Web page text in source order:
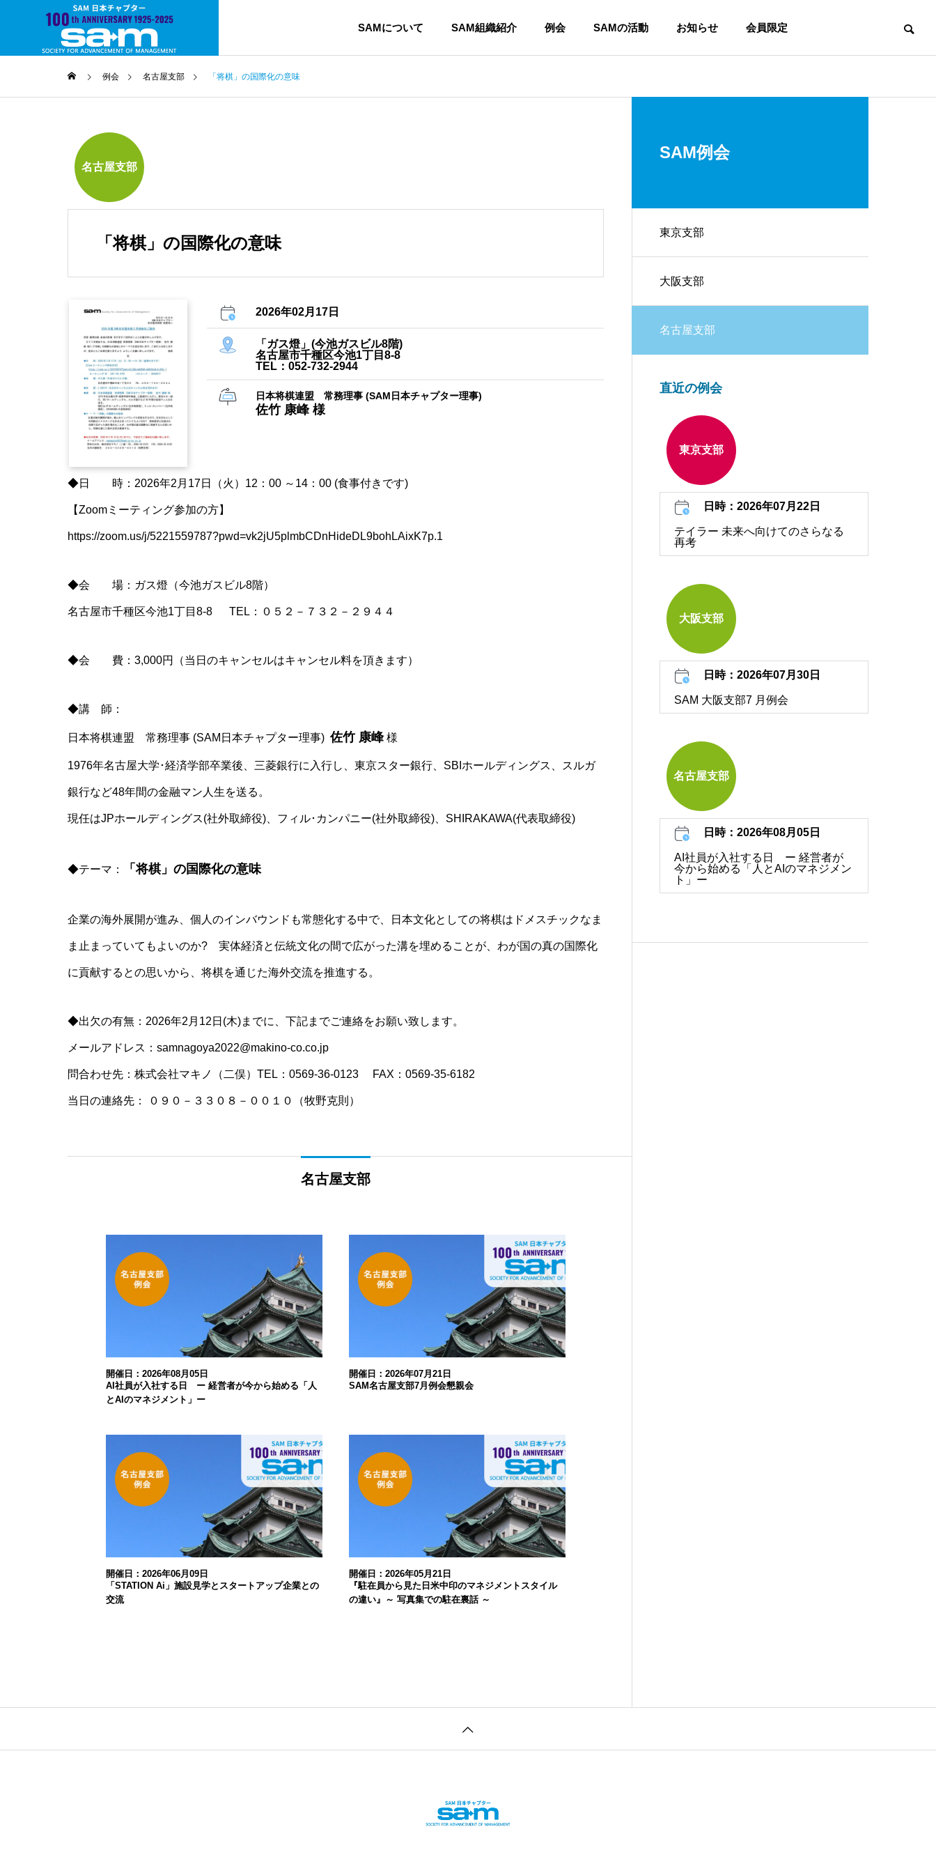
SAMについて SAM組織紹介 例会 SAMの活動 お知らせ 会員限定
SAMについて
About SAM
SAMの歴史 SAMの活動方針
例会 名古屋支部 「将棋」の国際化の意味
名古屋支部
「将棋」の国際化の意味
2026年02月17日
「ガス燈」(今池ガスビル8階)
名古屋市千種区今池1丁目8-8
TEL：052-732-2944
日本将棋連盟 常務理事 (SAM日本チャプター理事)
佐竹 康峰 様
◆日 時：2026年2月17日（火）12：00 ～14：00 (食事付きです)
【Zoomミーティング参加の方】
https://zoom.us/j/5221559787?pwd=vk2jU5plmbCDnHideDL9bohLAixK7p.1
◆会 場：ガス燈（今池ガスビル8階）
名古屋市千種区今池1丁目8-8 TEL：０５２－７３２－２９４４
◆会 費：3,000円（当日のキャンセルはキャンセル料を頂きます）
◆講 師：
日本将棋連盟 常務理事 (SAM日本チャプター理事)佐竹 康峰 様
1976年名古屋大学･経済学部卒業後、三菱銀行に入行し、東京スター銀行、SBIホールディングス、スルガ
銀行など48年間の金融マン人生を送る。
現任はJPホールディングス(社外取締役)、フィル･カンパニー(社外取締役)、SHIRAKAWA(代表取締役)
◆テーマ： 「将棋」の国際化の意味
企業の海外展開が進み、個人のインバウンドも常態化する中で、日本文化としての将棋はドメスチックなま
ま止まっていてもよいのか? 実体経済と伝統文化の間で広がった溝を埋めることが、わが国の真の国際化
に貢献するとの思いから、将棋を通じた海外交流を推進する。
◆出欠の有無：2026年2月12日(木)までに、下記までご連絡をお願い致します。
メールアドレス： samnagoya2022@makino-co.co.jp
問合わせ先：株式会社マキノ（二俣）TEL：0569-36-0123 FAX：0569-35-6182
当日の連絡先： ０９０－３３０８－００１０（牧野克則）
名古屋支部
開催日：2026年08月05日
AI社員が入社する日 ー 経営者が今から始める「人
とAIのマネジメント」ー
開催日：2026年07月21日
SAM名古屋支部7月例会懇親会
開催日：2026年06月09日
「STATION Ai」施設見学とスタートアップ企業との
交流
開催日：2026年05月21日
『駐在員から見た日米中印のマネジメントスタイル
の違い』～ 写真集での駐在裏話 ～
SAM例会
東京支部
大阪支部
名古屋支部
直近の例会
東京支部
日時：2026年07月22日
テイラー 未来へ向けてのさらなる
再考
大阪支部
日時：2026年07月30日
SAM 大阪支部7 月例会
名古屋支部
日時：2026年08月05日
AI社員が入社する日 ー 経営者が
今から始める「人とAIのマネジメン
ト」ー